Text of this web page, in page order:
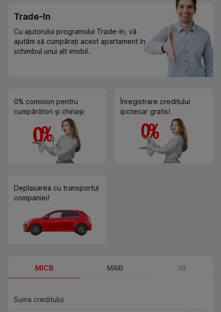
Trade-In
Cu ajutorului programului Trade-In, vă
ajutăm să cumpărați acest apartament în
schimbul unui alt imobil.
0% comision pentru
cumpărători și chiriași
Înregistrare creditului
ipotecar gratis!
Deplasarea cu transportul
companiei!
MICB MAIB VB
Suma creditului